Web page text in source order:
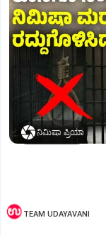
ನಿಮಿಷಾ ಪ್ರಿಯಾ
TEAM UDAYAVANI